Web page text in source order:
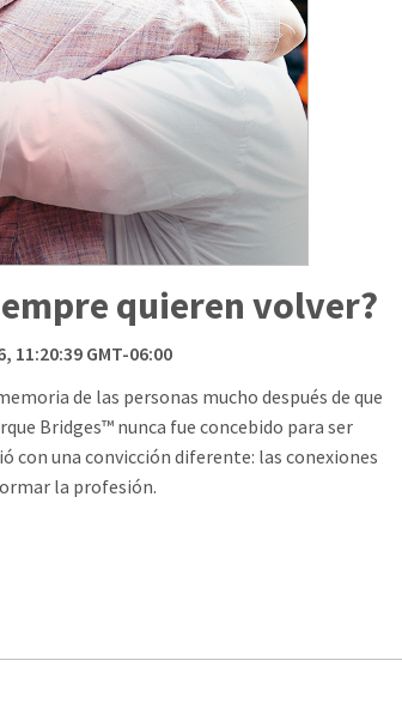
quieren volver?
11:20:39 GMT-06:00
de las personas mucho después de que
Bridges™ nunca fue concebido para ser
con una convicción diferente: las conexiones
la profesión.